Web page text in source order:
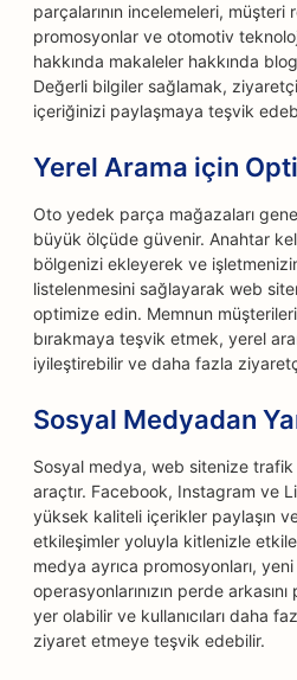
parçalarının incelemeleri, müşteri
promosyonlar ve otomotiv
hakkında makaleler hakkında
Değerli bilgiler sağlamak,
içeriğinizi paylaşmaya teşvik
Yerel Arama için
Oto yedek parça mağazaları
büyük ölçüde güvenir. Anahtar
bölgenizi ekleyerek ve
listelenmesini sağlayarak web
optimize edin. Memnun
bırakmaya teşvik etmek, yerel
iyileştirebilir ve daha fazla
Sosyal Medyadan
Sosyal medya, web sitenize
araçtır. Facebook, Instagram ve
yüksek kaliteli içerikler paylaşın
etkileşimler yoluyla kitlenizle
medya ayrıca promosyonları,
operasyonlarınızın perde
yer olabilir ve kullanıcıları daha
ziyaret etmeye teşvik edebilir.